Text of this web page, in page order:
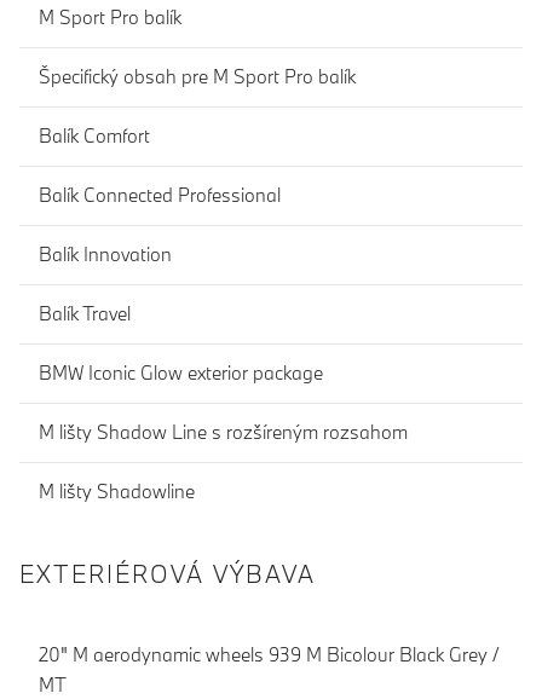
M Sport Pro balík
Špecifický obsah pre M Sport Pro balík
Balík Comfort
Balík Connected Professional
Balík Innovation
Balík Travel
BMW Iconic Glow exterior package
M lišty Shadow Line s rozšíreným rozsahom
M lišty Shadowline
EXTERIÉROVÁ VÝBAVA
20" M aerodynamic wheels 939 M Bicolour Black Grey /
MT